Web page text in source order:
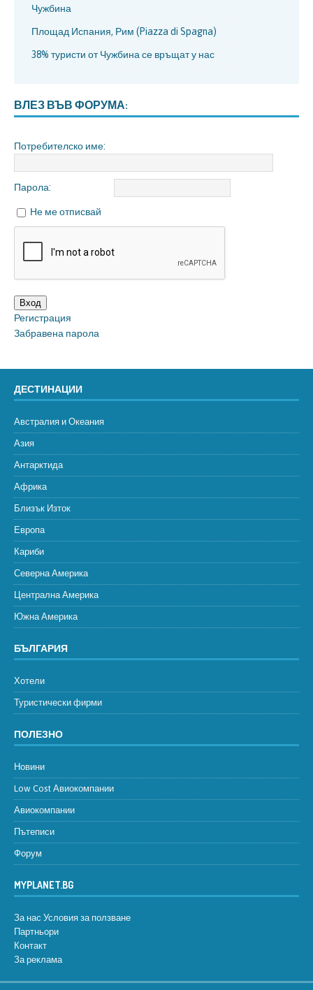
Чужбина
Площад Испания, Рим (Piazza di Spagna)
38% туристи от Чужбина се връщат у нас
ВЛЕЗ ВЪВ ФОРУМА:
Потребителско име:
Парола:
Не ме отписвай
Вход
Регистрация
Забравена парола
ДЕСТИНАЦИИ
Австралия и Океания
Азия
Антарктида
Африка
Близък Изток
Европа
Кариби
Северна Америка
Централна Америка
Южна Америка
БЪЛГАРИЯ
Хотели
Туристически фирми
ПОЛЕЗНО
Новини
Low Cost Авиокомпании
Авиокомпании
Пътеписи
Форум
MYPLANET.BG
За нас Условия за ползване
Партньори
Контакт
За реклама